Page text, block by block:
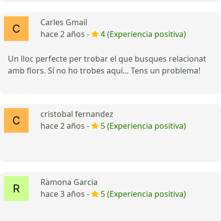
Carles Gmail
hace 2 años -
4 (Experiencia positiva)
Un lloc perfecte per trobar el que busques relacionat
amb flors. Sí no ho trobes aquí... Tens un problema!
cristobal fernandez
hace 2 años -
5 (Experiencia positiva)
Ramona Garcia
hace 3 años -
5 (Experiencia positiva)